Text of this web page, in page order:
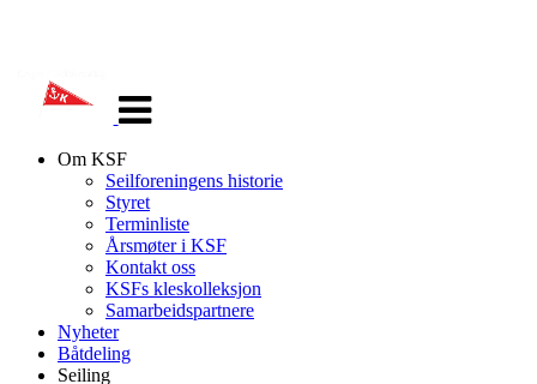
navigasjon
Om KSF
Seilforeningens historie
Styret
Terminliste
Årsmøter i KSF
Kontakt oss
KSFs kleskolleksjon
Samarbeidspartnere
Nyheter
Båtdeling
Seiling